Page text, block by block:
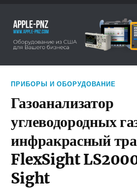
ПРИБОРЫ И ОБОРУДОВАНИЕ
Газоанализатор
углеводородных
инфракрасный
FlexSight
Sight